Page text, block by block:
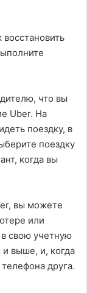
что вы
Uber. На
поездку, в
поездку
когда вы
вы можете
или
в свою учетную
и выше, и, когда
друга.